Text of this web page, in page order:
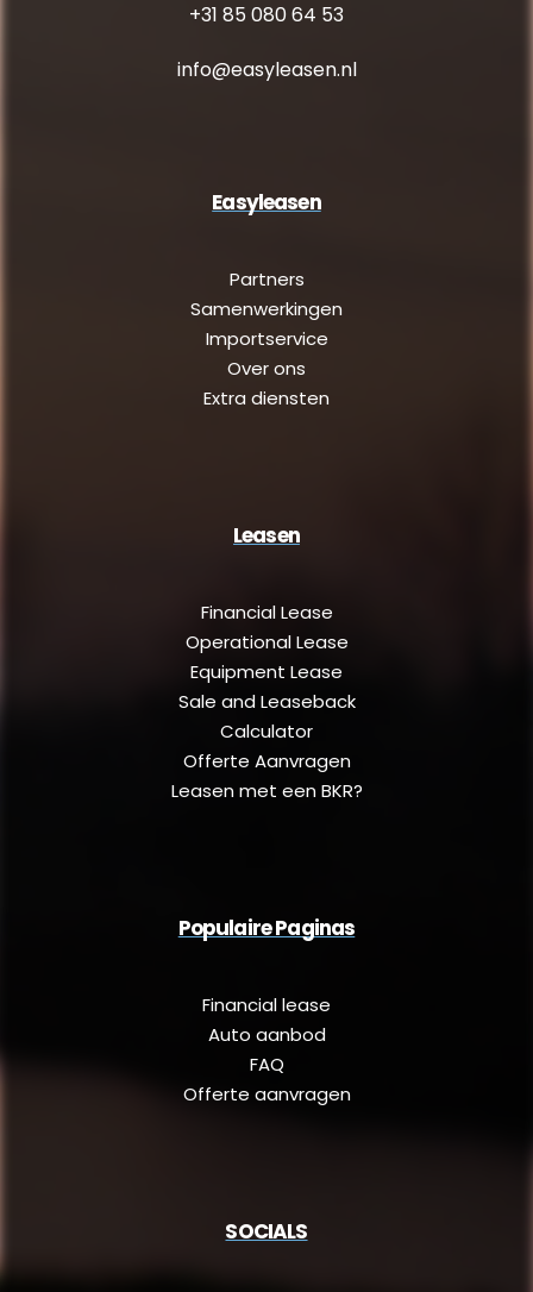
+31 85 080 64 53
info@easyleasen.nl
Easyleasen
Partners
Samenwerkingen
Importservice
Over ons
Extra diensten
Leasen
Financial Lease
Operational Lease
Equipment Lease
Sale and Leaseback
Calculator
Offerte Aanvragen
Leasen met een BKR?
Populaire Paginas
Financial lease
Auto aanbod
FAQ
Offerte aanvragen
SOCIALS